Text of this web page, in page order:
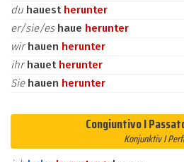
du hauest herunter
er/sie/es haue herunter
wirhauen herunter
ihrhauet herunter
Sie hauen herunter
Congiuntivo I
Konjunktiv I